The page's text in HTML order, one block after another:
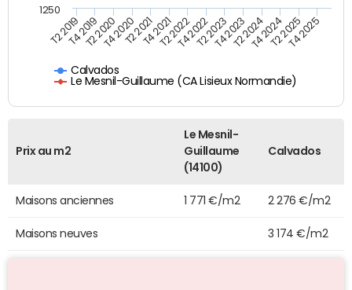
Calvados
Le Mesnil-Guillaume (CA Lisieux Normandie)
T2 2019T4 2019T2 2020T4 2020T2 2021T4 2021T2 2022T4 2022T2 2023T4 2023T2 2024T4 2024T2 2025T4 2025
1250
Prix au m2
Le Mesnil-
Guillaume
(14100)
Calvados
Maisons anciennes 1 771 €/m2 2 276 €/m2
Maisons neuves 3 174 €/m2